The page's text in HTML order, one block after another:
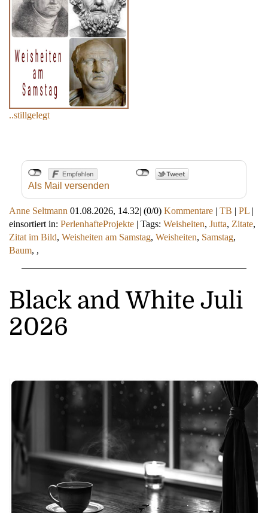
..stillgelegt
Als Mail versenden
Anne Seltmann 01.08.2026, 14.32| (0/0) Kommentare | TB | PL |
einsortiert in: PerlenhafteProjekte | Tags: Weisheiten, Jutta, Zitate,
Zitat im Bild, Weisheiten am Samstag, Weisheiten, Samstag,
Baum, ,
Black and White Juli
2026